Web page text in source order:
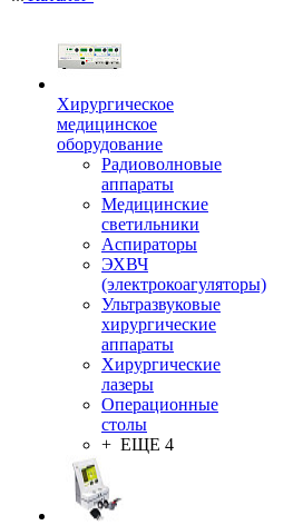
Хирургическое
медицинское
оборудование
Радиоволновые
аппараты
Медицинские
светильники
Аспираторы
ЭХВЧ
(электрокоагуляторы)
Ультразвуковые
хирургические
аппараты
Хирургические
лазеры
Операционные
столы
+ ЕЩЕ 4